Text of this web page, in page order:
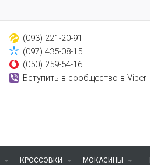
(093) 221-20-91
(097) 435-08-15
(050) 259-54-16
Вступить в сообщество в Viber
КРОССОВКИ МОКАСИНЫ